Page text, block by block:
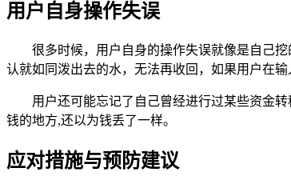
用户自身操作失误
很多时候，用户自身的操作失误就像是自己
认就如同泼出去的水，无法再收回，如果用户在
用户还可能忘记了自己曾经进行过某些资金
钱的地方,还以为钱丢了一样。
应对措施与预防建议